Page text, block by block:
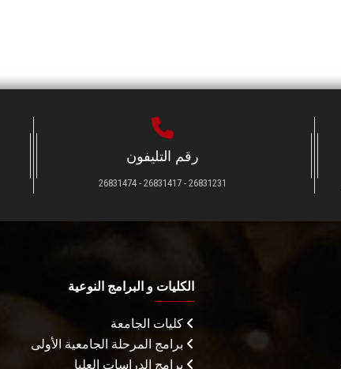
رقم التليفون
26831231 - 26831417 - 26831474
الكليات و البرامج النوعية
كليات الجامعة
برامج المرحلة الجامعية الأولى
برامج الدراسات العليا